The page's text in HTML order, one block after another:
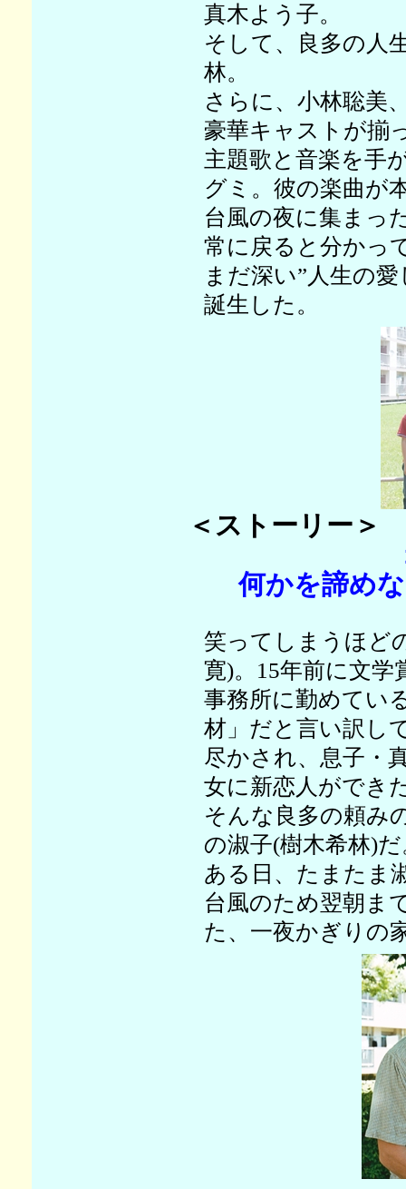
真木よう子。
そして、良多の人
林。
さらに、小林聡美
豪華キャストが揃
主題歌と音楽を手
グミ。彼の楽曲が
台風の夜に集まっ
常に戻ると分かっ
まだ深い”人生の
誕生した。
＜ストーリー＞
何かを諦め
笑ってしまうほど
寛)。15年前に文
事務所に勤めてい
材」だと言い訳し
尽かされ、息子・
女に新恋人ができ
そんな良多の頼み
の淑子(樹木希林)
ある日、たまたま
台風のため翌朝ま
た、一夜かぎりの